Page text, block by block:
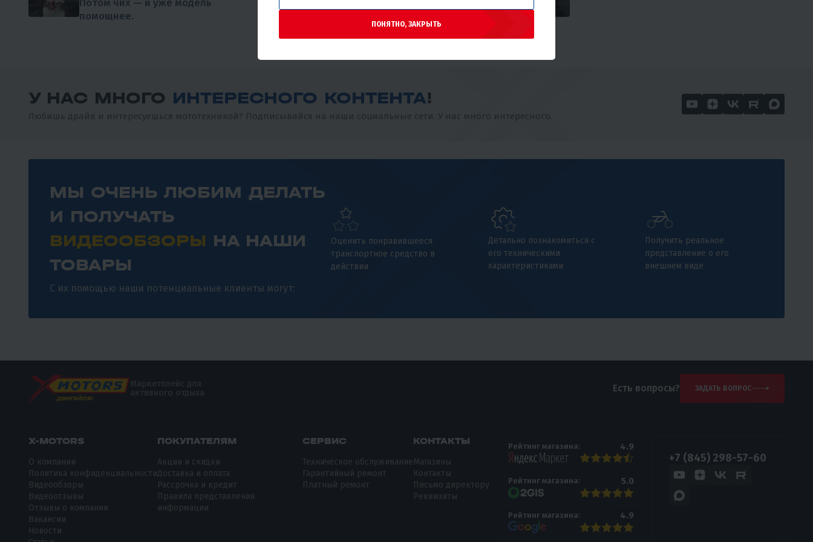
Потом чих — и уже модель
помощнее.
бодрый. PROMAX KAYOT 125E 14/12
У НАС МНОГО ИНТЕРЕСНОГО КОНТЕНТА!
Любишь драйв и интересуешься мототехникой? Подписывайся на наши социальные сети. У нас много интересного.
МЫ ОЧЕНЬ ЛЮБИМ ДЕЛАТЬ
И ПОЛУЧАТЬ
ВИДЕООБЗОРЫ НА НАШИ
ТОВАРЫ
С их помощью наши потенциальные клиенты могут:
Оценить понравившееся
транспортное средство в
действии
Детально познакомиться с
его техническими
характеристиками
Получить реальное
представление о его
внешнем виде
Есть вопросы? ЗАДАТЬ ВОПРОС
X-MOTORS
О компании
Политика конфиденциальности
Видеообзоры
Видеоотзывы
Отзывы о компании
Вакансии
Новости
ПОКУПАТЕЛЯМ
Акции и скидки
Доставка и оплата
Рассрочка и кредит
Правила представления
информации
СЕРВИС
Техническое обслуживание
Гарантийный ремонт
Платный ремонт
КОНТАКТЫ
Магазины
Контакты
Письмо директору
Реквизиты
Рейтинг магазина: 4.9
Рейтинг магазина: 5.0
Рейтинг магазина: 4.9
+7 (845) 298-57-60
ПОНЯТНО, ЗАКРЫТЬ